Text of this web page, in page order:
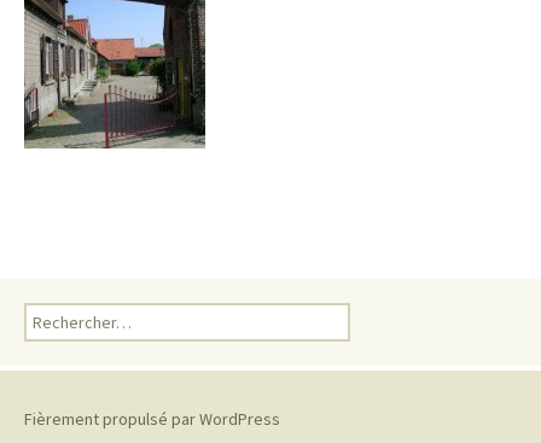
Rechercher :
Fièrement propulsé par WordPress